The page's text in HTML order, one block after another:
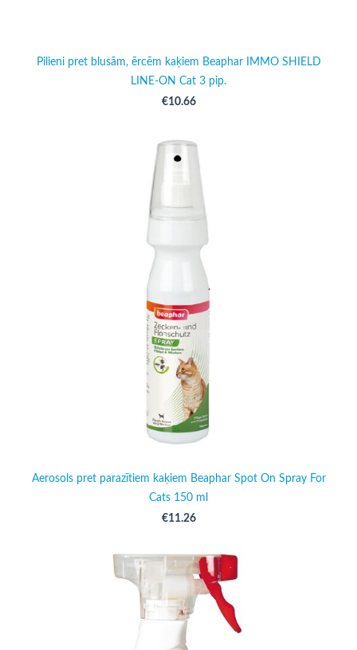
Pilieni pret blusām, ērcēm kaķiem Beaphar IMMO SHIELD
LINE-ON Cat 3 pip.
€10.66
Aerosols pret parazītiem kaķiem Beaphar Spot On Spray For
Cats 150 ml
€11.26